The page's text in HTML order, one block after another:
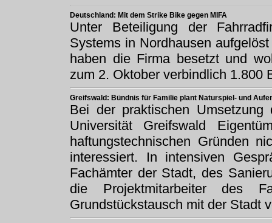
Deutschland: Mit dem Strike Bike gegen MIFA
Unter Beteiligung der
Systems in Nordhausen
haben die Firma besetzt und
zum 2. Oktober verbindlich 1.800
Greifswald: Bündnis für Familie plant Naturspiel- und
Bei der praktischen
Universität Greifswald
haftungstechnischen Gründen
interessiert. In intensiven
Fachämter der Stadt, des
die Projektmitarbeiter des
Grundstückstausch mit der Stadt